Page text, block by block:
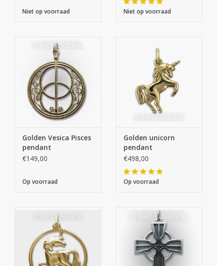
Niet op voorraad Niet op voorraad
Golden Vesica Pisces
pendant
€149,00
Op voorraad
Golden unicorn
pendant
€498,00
Op voorraad